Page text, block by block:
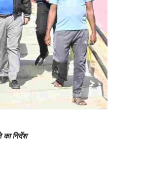
निर्देश